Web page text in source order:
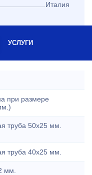
Италия
УСЛУГИ
при размере
труба 50х25 мм.
труба 40х25 мм.
мм.